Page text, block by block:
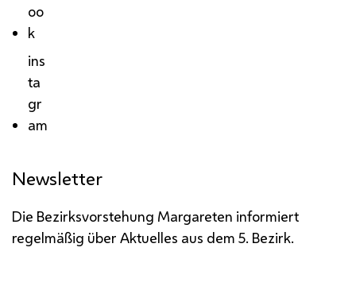
oo
k
ins
ta
gr
am
Newsletter
Die Bezirksvorstehung Margareten informiert
regelmäßig über Aktuelles aus dem 5. Bezirk.